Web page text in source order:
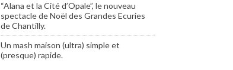
“Alana et la Cité d’Opale”, le nouveau
spectacle de Noël des Grandes Ecuries
de Chantilly.
Un mash maison (ultra) simple et
(presque) rapide.